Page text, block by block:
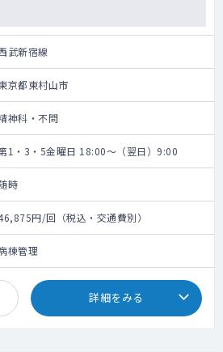
武新宿線
京都東村山市
神科・不問
1・3・5金曜日 18:00～（翌日）9:00
時
円/回（税込・交通費別）
棟管理
詳細をみる